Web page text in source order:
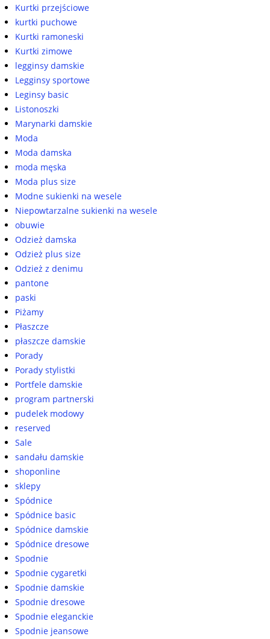
Kurtki przejściowe
kurtki puchowe
Kurtki ramoneski
Kurtki zimowe
legginsy damskie
Legginsy sportowe
Leginsy basic
Listonoszki
Marynarki damskie
Moda
Moda damska
moda męska
Moda plus size
Modne sukienki na wesele
Niepowtarzalne sukienki na wesele
obuwie
Odzież damska
Odzież plus size
Odzież z denimu
pantone
paski
Piżamy
Płaszcze
płaszcze damskie
Porady
Porady stylistki
Portfele damskie
program partnerski
pudelek modowy
reserved
Sale
sandału damskie
shoponline
sklepy
Spódnice
Spódnice basic
Spódnice damskie
Spódnice dresowe
Spodnie
Spodnie cygaretki
Spodnie damskie
Spodnie dresowe
Spodnie eleganckie
Spodnie jeansowe